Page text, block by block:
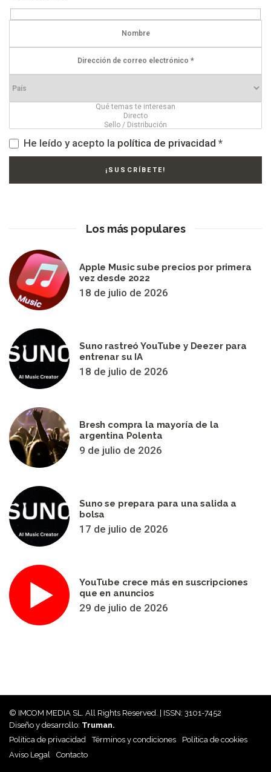
He leído y acepto la política de privacidad *
Los más populares
Apple Music sube precios por primera
vez desde 2022
18 de julio de 2026
Suno rastreó YouTube y Deezer para
entrenar su IA
18 de julio de 2026
Bresh compra la mayoría de la
argentina Polenta
9 de julio de 2026
Suno se prepara para una salida a
bolsa
17 de julio de 2026
YouTube crece más en suscripciones
que en anuncios
29 de julio de 2026
© IMCOM MEDIA SL. All Rights Reserved. | ISSN: 3101-7452
Diseño y desarrollo: Truman.
Política de privacidad
Términos y condiciones
Política de cookies
Aviso Legal
Contacto